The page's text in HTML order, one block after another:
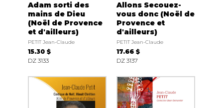
Adam sorti des
mains de Dieu
(Noël de Provence
et d'ailleurs)
PETIT Jean-Claude
15.30 $
DZ 3133
Allons Secouez-
vous donc (Noël de
Provence et
d'ailleurs)
PETIT Jean-Claude
17.66 $
DZ 3137